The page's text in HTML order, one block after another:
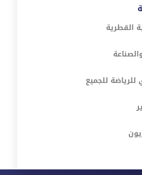
القطرية
للرياضة للجميع